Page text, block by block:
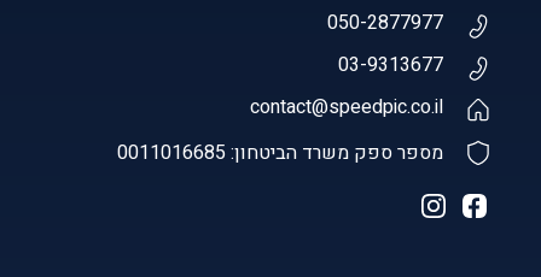
050-2877977
03-9313677
contact@speedpic.co.il
מספר ספק משרד הביטחון: 0011016685